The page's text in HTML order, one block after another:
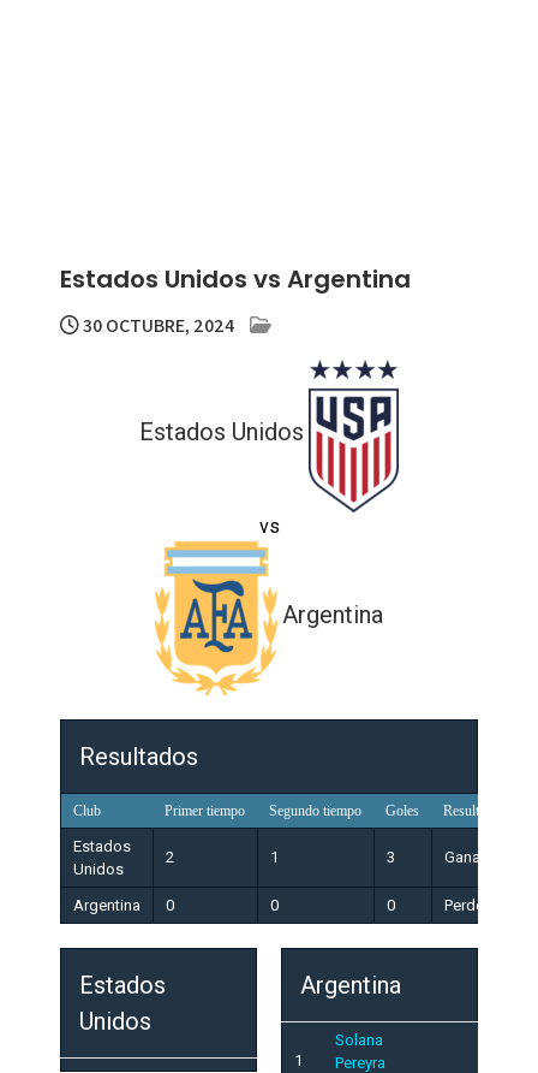
Estados Unidos vs Argentina
30 OCTUBRE, 2024
Estados Unidos
vs
Argentina
Resultados
Club Primer tiempo Segundo tiempo Goles Resultado
Estados
Unidos
2 1 3 Ganador
Argentina 0 0 0 Perdedor
Estados
Unidos
Argentina
1
Solana
Pereyra